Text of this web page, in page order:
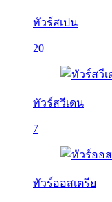
ทัวร์สเปน
20
ทัวร์สวีเดน
7
ทัวร์ออสเตรีย